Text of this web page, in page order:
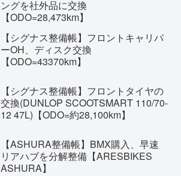
ングを社外品に交換
【ODO=28,473km】
【シグナス整備帳】フロントキャリパ
ーOH、ディスク交換
【ODO=43370km】
【シグナス整備帳】フロントタイヤの
交換(DUNLOP SCOOTSMART 110/70-
12 47L)【ODO=約28,100km】
【ASHURA整備帳】BMX購入、早速
リアハブを分解整備【ARESBIKES
ASHURA】